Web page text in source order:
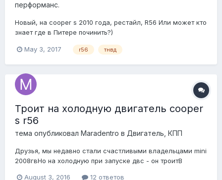
перформанс.
Новый, на cooper s 2010 года, рестайл, R56 Или может кто
знает где в Питере починить?)
May 3, 2017 r56 тнвд
Троит на холодную двигатель cooper
s r56
тема опубликовал Maradentro в Двигатель, КПП
Друзья, мы недавно стали счастливыми владельцами mini
2008гвНо на холодную при запуске двс - он троитВ
August 3, 2016 12 ответов